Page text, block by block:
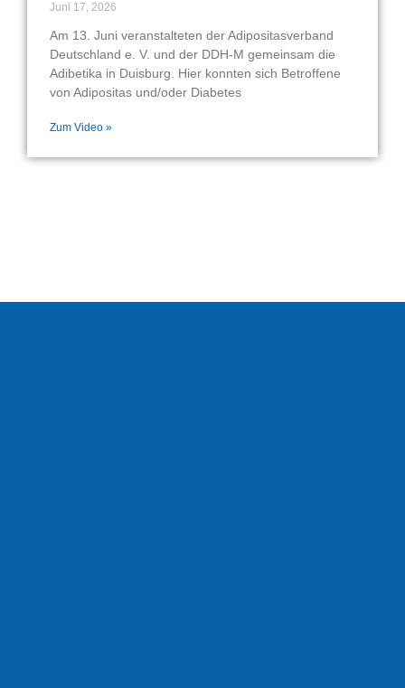
Juni 17, 2026
Am 13. Juni veranstalteten der Adipositasverband
Deutschland e. V. und der DDH-M gemeinsam die
Adibetika in Duisburg. Hier konnten sich Betroffene
von Adipositas und/oder Diabetes
Zum Video »